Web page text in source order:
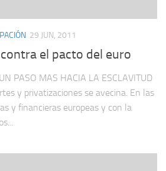
29 JUN, 2011
el pacto del euro
PASO MAS HACIA LA ESCLAVITUD
y privatizaciones se avecina. En las
y financieras europeas y con la